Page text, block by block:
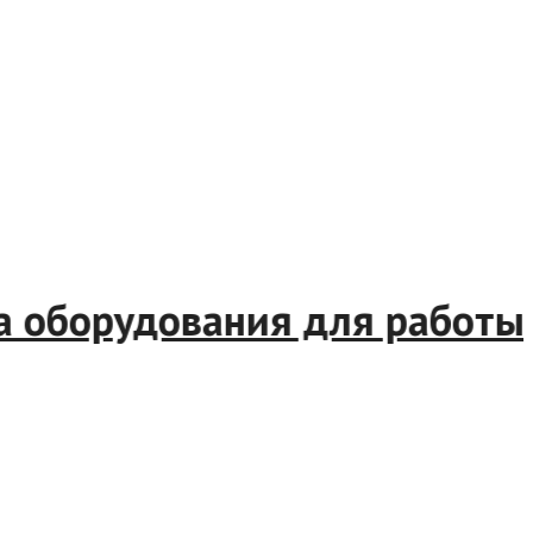
оборудования для работы